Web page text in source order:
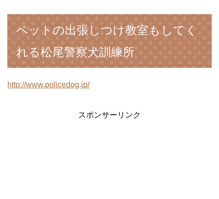
ペットの出張しつけ教室もしてく
れる松尾警察犬訓練所
http://www.policedog.jp/
スポンサーリンク